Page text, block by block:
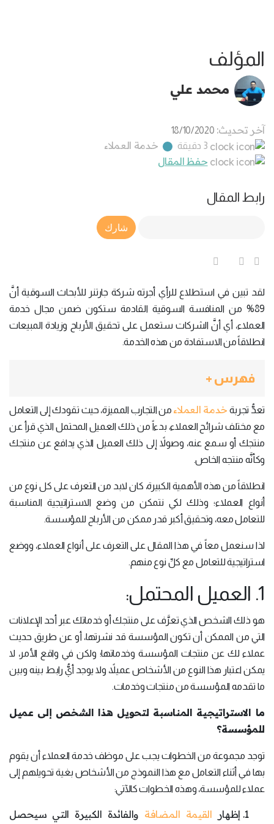
المؤلف
محمد علي
آخر تحديث: 18/10/2020
3 دقيقة
خدمة العملاء
حفظ المقال
رابط المقال
Article Link
شارك
لقد تبين في استطلاع للرأي أجرته شركة جارتنر للأبحاث السوقية أنَّ
89% من المنافسة السوقية القادمة ستكون ضمن مجال خدمة
العملاء، أي أنَّ الشركات ستعمل على تحقيق الأرباح وزيادة المبيعات
انطلاقاً من الاستفادة من هذه الخدمة.
فهرس +
تعدُّ تجربة خدمة العملاء من التجارب المميزة، حيث تقودك إلى التعامل
مع مختلف شرائح العملاء، بدءاً من ذلك العميل المحتمل الذي قرأ عن
منتجك أو سمع عنه، وصولاً إلى ذلك العميل الذي يدافع عن منتجك
وكأنَّه منتجه الخاص.
انطلاقاً من هذه الأهمية الكبيرة، كان لابد من التعرف على كل نوع من
أنواع العملاء؛ وذلك لكي نتمكن من وضع الاستراتيجية المناسبة
للتعامل معه، وتحقيق أكبر قدر ممكن من الأرباح للمؤسسة.
لذا سنعمل معاً في هذا المقال على التعرف على أنواع العملاء، ووضع
استراتيجية للتعامل مع كلِّ نوع منهم.
1. العميل المحتمل:
هو ذلك الشخص الذي تعرَّف على منتجك أو خدماتك عبر أحد الإعلانات
التي من الممكن أن تكون المؤسسة قد نشرتها، أو عن طريق حديث
عملاء لك عن منتجات المؤسسة وخدماتها؛ ولكن في واقع الأمر، لا
يمكن اعتبار هذا النوع من الأشخاص عميلاً، ولا يوجد أيُّ رابط بينه وبين
ما تقدمه المؤسسة من منتجات وخدمات.
ما الاستراتيجية المناسبة لتحويل هذا الشخص إلى عميل
للمؤسسة؟
توجد مجموعة من الخطوات يجب على موظف خدمة العملاء أن يقوم
بها في أثناء التعامل مع هذا النموذج من الأشخاص بغية تحويلهم إلى
عملاء للمؤسسة، وهذه الخطوات كالآتي:
إظهار القيمة المضافة والفائدة الكبيرة التي سيحصل